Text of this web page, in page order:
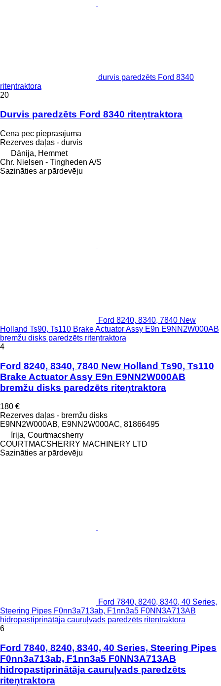
durvis paredzēts Ford 8340
riteņtraktora
20
Durvis paredzēts Ford 8340 riteņtraktora
Cena pēc pieprasījuma
Rezerves daļas - durvis
Dānija, Hemmet
Chr. Nielsen - Tingheden A/S
Sazināties ar pārdevēju
Ford 8240, 8340, 7840 New
Holland Ts90, Ts110 Brake Actuator Assy E9n E9NN2W000AB
bremžu disks paredzēts riteņtraktora
4
Ford 8240, 8340, 7840 New Holland Ts90, Ts110
Brake Actuator Assy E9n E9NN2W000AB
bremžu disks paredzēts riteņtraktora
180 €
Rezerves daļas - bremžu disks
E9NN2W000AB, E9NN2W000AC, 81866495
Īrija, Courtmacsherry
COURTMACSHERRY MACHINERY LTD
Sazināties ar pārdevēju
Ford 7840, 8240, 8340, 40 Series,
Steering Pipes F0nn3a713ab, F1nn3a5 F0NN3A713AB
hidropastiprinātāja cauruļvads paredzēts riteņtraktora
6
Ford 7840, 8240, 8340, 40 Series, Steering Pipes
F0nn3a713ab, F1nn3a5 F0NN3A713AB
hidropastiprinātāja cauruļvads paredzēts
riteņtraktora